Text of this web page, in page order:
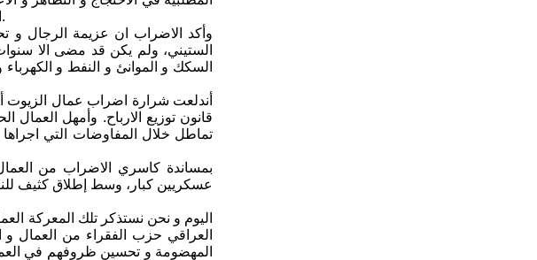
اسهاماتها في عموم النضالات و الهبات الجماهيرية التي اجترحتها القوى الوطنية الديمقراطية ع?ى مدى عقود طويلة.
وأكد الاضراب ان عزيمة الرجال و
السكك و الموانئ و النفط و
أندلعت شرارة اضراب عمال الزيوت
قانون توزيع الارباح. وأمهل
تماطل خلال المفاوضات التي اجراها
بمساندة كاسري الاضراب من
عسكريين كبار، وسط إطلاق كثيف
اليوم و نحن نستذكر تلك المعركة
العراقي حزب الفقراء من العمال و
المهضومة و تحسين ظروفهم في